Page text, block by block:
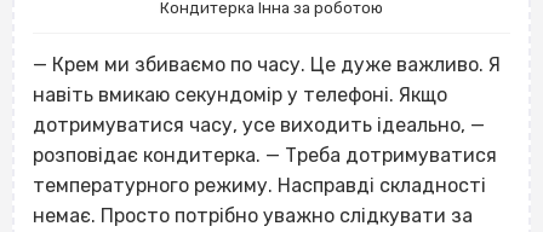
Кондитерка Інна за роботою
— Крем ми збиваємо по часу. Це дуже важливо. Я
навіть вмикаю секундомір у телефоні. Якщо
дотримуватися часу, усе виходить ідеально, —
розповідає кондитерка. — Треба дотримуватися
температурного режиму. Насправді складності
немає. Просто потрібно уважно слідкувати за